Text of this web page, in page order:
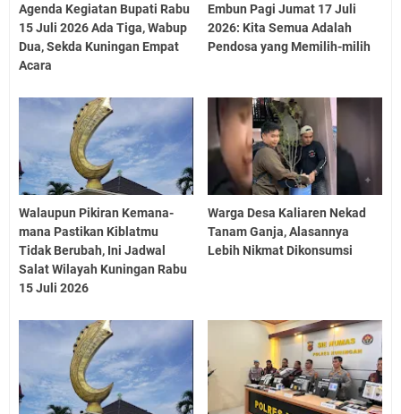
Agenda Kegiatan Bupati Rabu
15 Juli 2026 Ada Tiga, Wabup
Dua, Sekda Kuningan Empat
Acara
Embun Pagi Jumat 17 Juli
2026: Kita Semua Adalah
Pendosa yang Memilih-milih
Walaupun Pikiran Kemana-
mana Pastikan Kiblatmu
Tidak Berubah, Ini Jadwal
Salat Wilayah Kuningan Rabu
15 Juli 2026
Warga Desa Kaliaren Nekad
Tanam Ganja, Alasannya
Lebih Nikmat Dikonsumsi